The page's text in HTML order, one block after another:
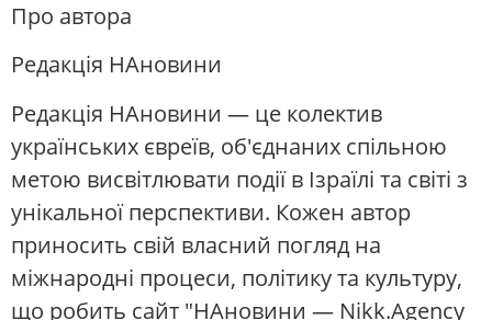
Про автора
Редакція НАновини
Редакція НАновини — це колектив
українських євреїв, об'єднаних спільною
метою висвітлювати події в Ізраїлі та світі з
унікальної перспективи. Кожен автор
приносить свій власний погляд на
міжнародні процеси, політику та культуру,
що робить сайт "НАновини — Nikk.Agency